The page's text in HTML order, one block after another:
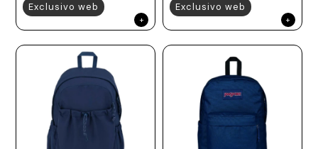
Exclusivo web Exclusivo web